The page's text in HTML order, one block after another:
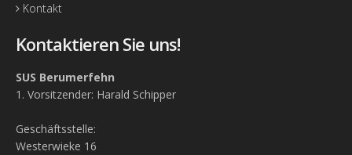
Kontakt
Kontaktieren Sie uns!
SUS Berumerfehn
1. Vorsitzender: Harald Schipper
Geschäftsstelle:
Westerwieke 16